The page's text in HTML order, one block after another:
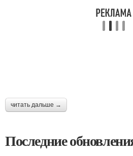
читать дальше →
Последние